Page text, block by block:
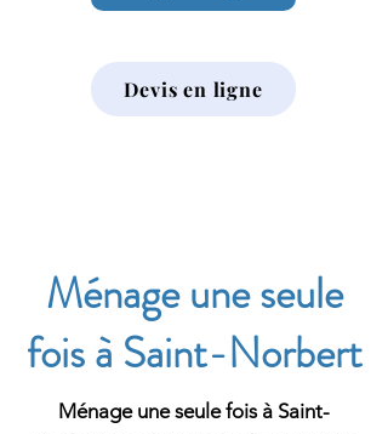
Devis en ligne
Ménage une seule
fois à Saint-Norbert
Ménage une seule fois à Saint-